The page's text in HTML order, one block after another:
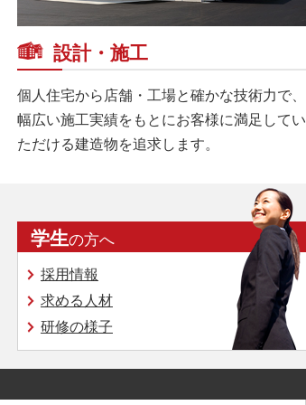
設計・施工
個人住宅から店舗・工場と確かな技術力で、
幅広い施工実績をもとにお客様に満足してい
ただける建造物を追求します。
学生の方へ
採用情報
求める人材
研修の様子